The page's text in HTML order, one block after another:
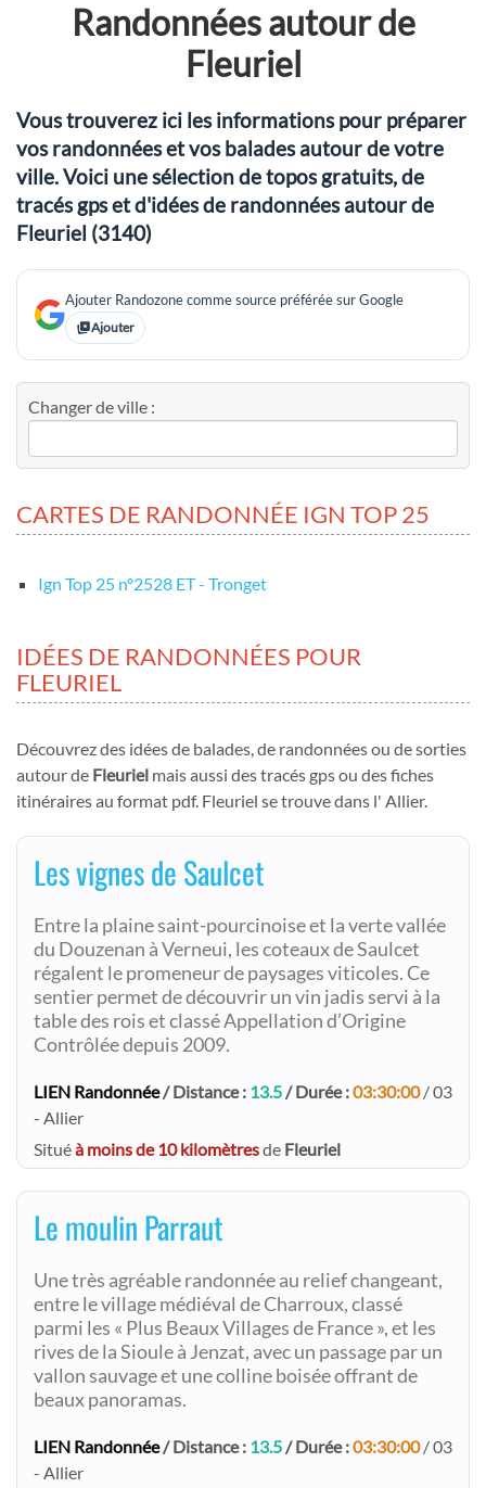
Randonnées autour de
Fleuriel
Vous trouverez ici les informations pour préparer
vos randonnées et vos balades autour de votre
ville. Voici une sélection de topos gratuits, de
tracés gps et d'idées de randonnées autour de
Fleuriel (3140)
Ajouter Randozone comme source préférée sur Google
Ajouter
Changer de ville :
CARTES DE RANDONNÉE IGN TOP 25
Ign Top 25 nº2528 ET - Tronget
IDÉES DE RANDONNÉES POUR
FLEURIEL
Découvrez des idées de balades, de randonnées ou de sorties
autour de Fleuriel mais aussi des tracés gps ou des fiches
itinéraires au format pdf. Fleuriel se trouve dans l' Allier.
Les vignes de Saulcet
Entre la plaine saint-pourcinoise et la verte vallée
du Douzenan à Verneui, les coteaux de Saulcet
régalent le promeneur de paysages viticoles. Ce
sentier permet de découvrir un vin jadis servi à la
table des rois et classé Appellation d’Origine
Contrôlée depuis 2009.
LIEN Randonnée/ Distance : 13.5/ Durée :03:30:00/ 03
- Allier
Situéà moins de 10 kilomètresde Fleuriel
Le moulin Parraut
Une très agréable randonnée au relief changeant,
entre le village médiéval de Charroux, classé
parmi les « Plus Beaux Villages de France », et les
rives de la Sioule à Jenzat, avec un passage par un
vallon sauvage et une colline boisée offrant de
beaux panoramas.
LIEN Randonnée/ Distance : 13.5/ Durée :03:30:00/ 03
- Allier